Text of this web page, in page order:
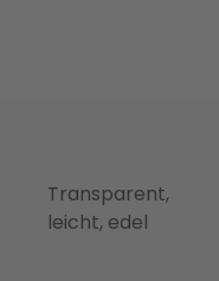
Transparent,
leicht, edel